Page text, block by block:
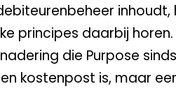
principes daarbij
die Purpose
kostenpost is, maar